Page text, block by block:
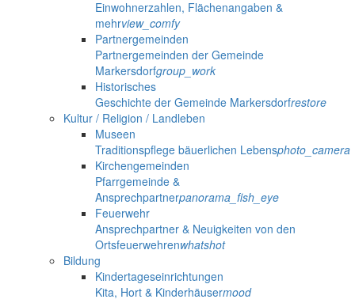
Einwohnerzahlen, Flächenangaben &
mehrview_comfy
Partnergemeinden
Partnergemeinden der Gemeinde
Markersdorfgroup_work
Historisches
Geschichte der Gemeinde Markersdorfrestore
Kultur / Religion / Landleben
Museen
Traditionspflege bäuerlichen Lebensphoto_camera
Kirchengemeinden
Pfarrgemeinde &
Ansprechpartnerpanorama_fish_eye
Feuerwehr
Ansprechpartner & Neuigkeiten von den
Ortsfeuerwehrenwhatshot
Bildung
Kindertageseinrichtungen
Kita, Hort & Kinderhäusermood